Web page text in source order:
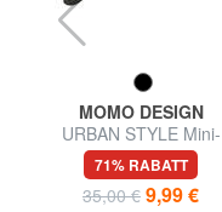
MOMO DESIGN
URBAN STYLE Mini-
Regenschirm
71% RABATT
35,00 € 9,99 €